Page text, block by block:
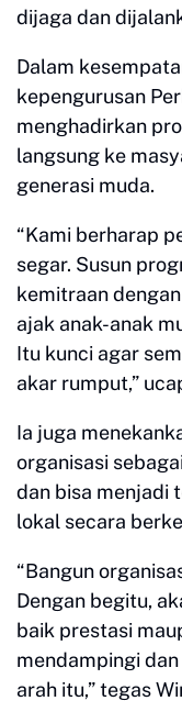
dijaga dan
Dalam
kepengurusan
menghadirkan
langsung ke
generasi muda.
“Kami berharap
segar. Susun
kemitraan
ajak anak-anak
Itu kunci agar
akar rumput,”
Ia juga
organisasi
dan bisa menjadi
lokal secara
“Bangun
Dengan begitu,
baik prestasi
mendampingi
arah itu,” tegas